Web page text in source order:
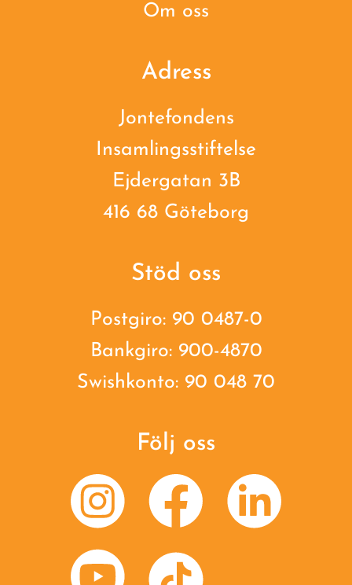
Om oss
Adress
Jontefondens
Insamlingsstiftelse
Ejdergatan 3B
416 68 Göteborg
Stöd oss
Postgiro: 90 0487-0
Bankgiro: 900-4870
Swishkonto: 90 048 70
Följ oss